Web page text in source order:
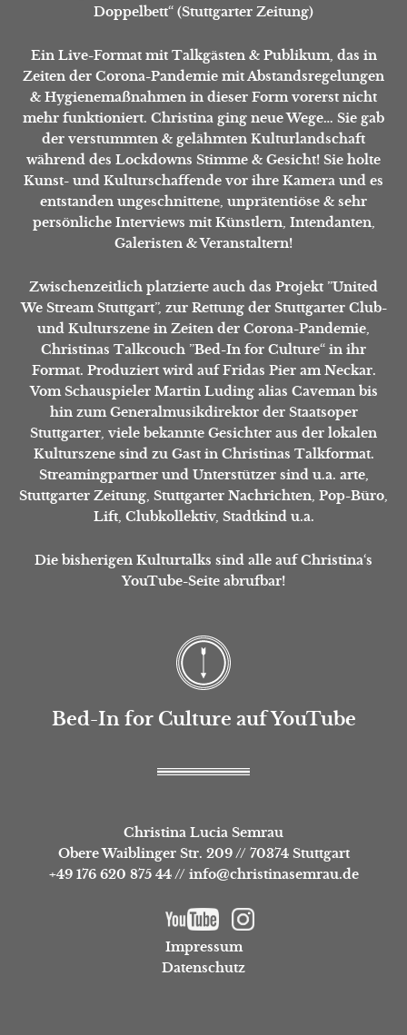
Doppelbett“ (Stuttgarter Zeitung)
Ein Live-Format mit Talkgästen & Publikum, das in
Zeiten der Corona-Pandemie mit Abstandsregelungen
& Hygienemaßnahmen in dieser Form vorerst nicht
mehr funktioniert. Christina ging neue Wege… Sie gab
der verstummten & gelähmten Kulturlandschaft
während des Lockdowns Stimme & Gesicht! Sie holte
Kunst- und Kulturschaffende vor ihre Kamera und es
entstanden ungeschnittene, unprätentiöse & sehr
persönliche Interviews mit Künstlern, Intendanten,
Galeristen & Veranstaltern!
Zwischenzeitlich platzierte auch das Projekt ”United
We Stream Stuttgart”, zur Rettung der Stuttgarter Club-
und Kulturszene in Zeiten der Corona-Pandemie,
Christinas Talkcouch ”Bed-In for Culture“ in ihr
Format. Produziert wird auf Fridas Pier am Neckar.
Vom Schauspieler Martin Luding alias Caveman bis
hin zum Generalmusikdirektor der Staatsoper
Stuttgarter, viele bekannte Gesichter aus der lokalen
Kulturszene sind zu Gast in Christinas Talkformat.
Streamingpartner und Unterstützer sind u.a. arte,
Stuttgarter Zeitung, Stuttgarter Nachrichten, Pop-Büro,
Lift, Clubkollektiv, Stadtkind u.a.
Die bisherigen Kulturtalks sind alle auf Christina‘s
YouTube-Seite abrufbar!
Bed-In for Culture auf YouTube
Christina Lucia Semrau
Obere Waiblinger Str. 209// 70374 Stuttgart
+49 176 620 875 44// info@christinasemrau.de
Impressum
Datenschutz